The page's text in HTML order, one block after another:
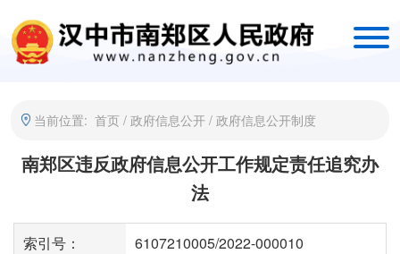
当前位置: 首页 / 政府信息公开 / 政府信息公开制度
南郑区违反政府信息公开工作规定责任追究办
法
索引号： 6107210005/2022-000010